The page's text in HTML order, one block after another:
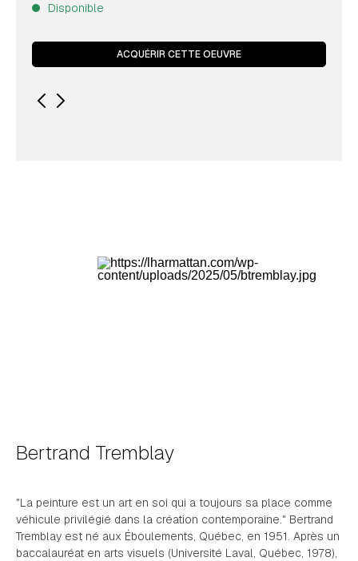
Disponible
ACQUÉRIR CETTE OEUVRE
Bertrand Tremblay
"La peinture est un art en soi qui a toujours sa place comme
véhicule privilégié dans la création contemporaine." Bertrand
Tremblay est né aux Éboulements, Québec, en 1951. Après un
baccalauréat en arts visuels (Université Laval, Québec, 1978),